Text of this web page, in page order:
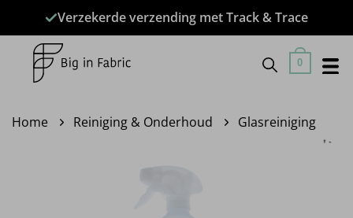
inhoud
Verzekerde verzending met Track & Trace
0
Home Reiniging & Onderhoud Glasreiniging